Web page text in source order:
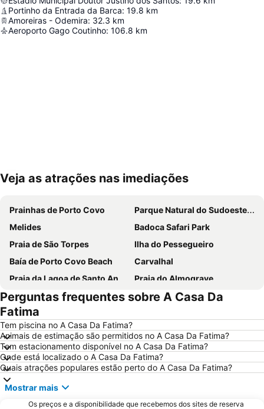
Portinho da Entrada da Barca: 19.8 km
Amoreiras - Odemira: 32.3 km
Aeroporto Gago Coutinho: 106.8 km
Ampliar mapa
Veja as atrações nas imediações
Prainhas de Porto Covo
Parque Natural do Sudoeste Alentejano e Costa Vicentina
Melides
Badoca Safari Park
Praia de São Torpes
Ilha do Pessegueiro
Baía de Porto Covo Beach
Carvalhal
Praia da Lagoa de Santo André
Praia do Almograve
Praia da Zambujeira do Mar
Praia de Odeceixe
Praia da Arrifana
Baiona Beach
do Monte Clérigo
Praia das Furnas
Ilha do Pessegueiro Beach
da Samoqueira
Praia da Samouqueira
Cascatas de Vila Nova de Milfontes
Perguntas frequentes sobre A Casa Da
Fatima
Tem piscina no A Casa Da Fatima?
Animais de estimação são permitidos no A Casa Da Fatima?
Tem estacionamento disponível no A Casa Da Fatima?
Onde está localizado o A Casa Da Fatima?
Quais atrações populares estão perto do A Casa Da Fatima?
Mostrar mais
Os preços e a disponibilidade que recebemos dos sites de reserva